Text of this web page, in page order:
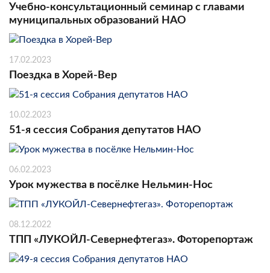
Учебно-консультационный семинар с главами
муниципальных образований НАО
17.02.2023
Поездка в Хорей-Вер
10.02.2023
51-я сессия Собрания депутатов НАО
06.02.2023
Урок мужества в посёлке Нельмин-Нос
08.12.2022
ТПП «ЛУКОЙЛ-Севернефтегаз». Фоторепортаж